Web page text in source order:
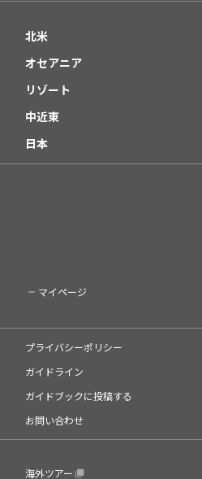
北米
オセアニア
リゾート
中近東
日本
マイページ
プライバシーポリシー
ガイドライン
ガイドブックに投稿する
お問い合わせ
海外ツアー